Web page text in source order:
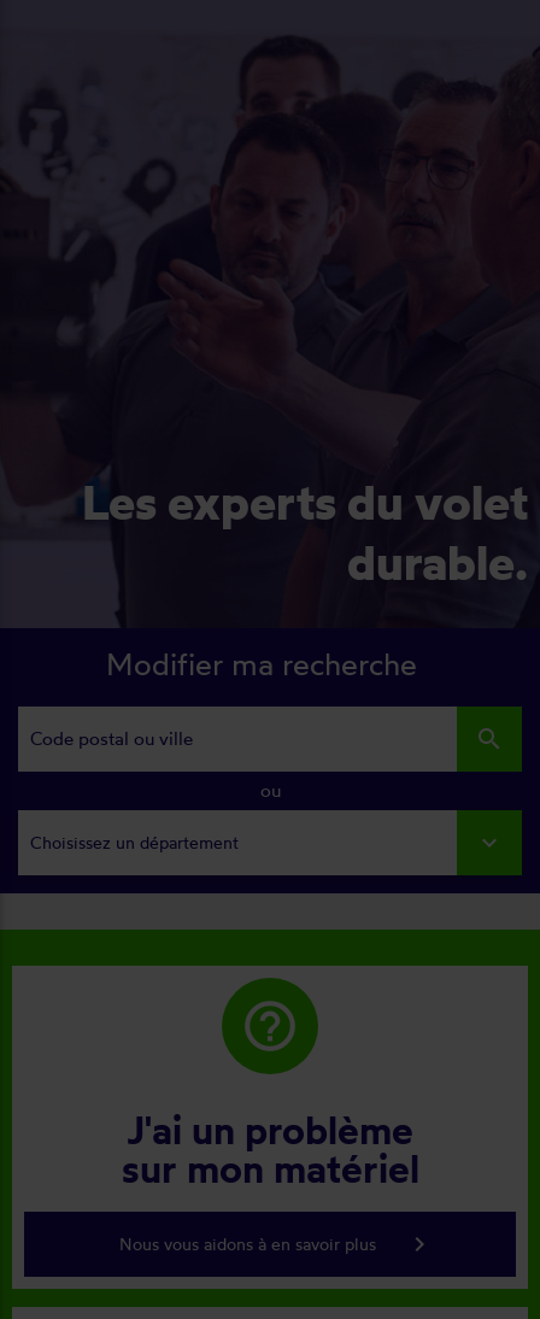
Les experts du volet
durable.
Modifier ma recherche
search
ou
Choisissez un département
help_outline
J'ai un problème
sur mon matériel
Nous vous aidons à en savoir plus keyboard_arrow_right